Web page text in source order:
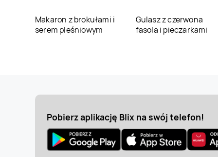
Makaron z brokułami i
serem pleśniowym
Gulasz z czerwona
fasola i pieczarkami
Pobierz aplikację Blix na swój telefon!